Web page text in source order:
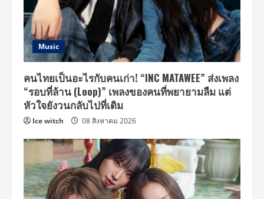
Music
คนไทยเป็นอะไรกับคนเก่า! “INC MATAWEE” ส่งเพลง
“รอบที่ล้าน (Loop)” เพลงของคนที่พยายามลืม แต่
หัวใจยังวนกลับไปที่เดิม
Ice witch 08 สิงหาคม 2026